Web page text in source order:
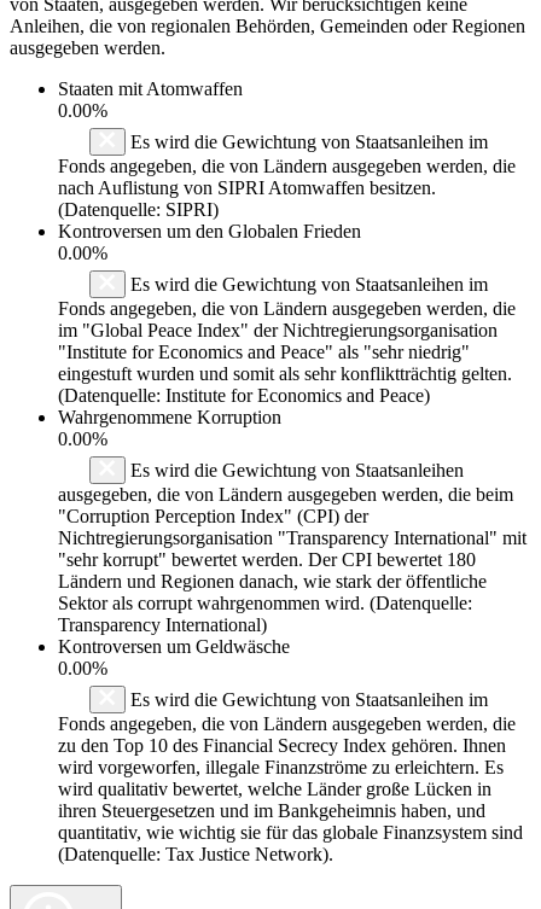
Anleihen, die von regionalen Behörden, Gemeinden oder Regionen
ausgegeben werden.
Staaten mit Atomwaffen
0.00%
Es wird die Gewichtung von Staatsanleihen im
Fonds angegeben, die von Ländern ausgegeben werden, die
nach Auflistung von SIPRI Atomwaffen besitzen.
(Datenquelle: SIPRI)
Kontroversen um den Globalen Frieden
0.00%
Es wird die Gewichtung von Staatsanleihen im
Fonds angegeben, die von Ländern ausgegeben werden, die
im "Global Peace Index" der Nichtregierungsorganisation
"Institute for Economics and Peace" als "sehr niedrig"
eingestuft wurden und somit als sehr konfliktträchtig gelten.
(Datenquelle: Institute for Economics and Peace)
Wahrgenommene Korruption
0.00%
Es wird die Gewichtung von Staatsanleihen
ausgegeben, die von Ländern ausgegeben werden, die beim
"Corruption Perception Index" (CPI) der
Nichtregierungsorganisation "Transparency International" mit
"sehr korrupt" bewertet werden. Der CPI bewertet 180
Ländern und Regionen danach, wie stark der öffentliche
Sektor als corrupt wahrgenommen wird. (Datenquelle:
Transparency International)
Kontroversen um Geldwäsche
0.00%
Es wird die Gewichtung von Staatsanleihen im
Fonds angegeben, die von Ländern ausgegeben werden, die
zu den Top 10 des Financial Secrecy Index gehören. Ihnen
wird vorgeworfen, illegale Finanzströme zu erleichtern. Es
wird qualitativ bewertet, welche Länder große Lücken in
ihren Steuergesetzen und im Bankgeheimnis haben, und
quantitativ, wie wichtig sie für das globale Finanzsystem sind
(Datenquelle: Tax Justice Network).